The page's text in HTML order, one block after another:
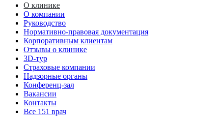
О клинике
О компании
Руководство
Нормативно-правовая документация
Корпоративным клиентам
Отзывы о клинике
3D-тур
Страховые компании
Надзорные органы
Конференц-зал
Вакансии
Контакты
Все 151 врач